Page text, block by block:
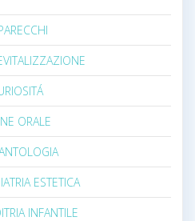
ORALE
ESTETICA
INFANTILE